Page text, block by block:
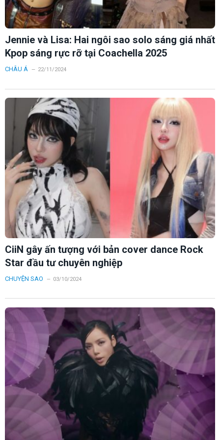
Jennie và Lisa: Hai ngôi sao solo sáng giá nhất
Kpop sáng rực rỡ tại Coachella 2025
CHÂU Á 22/11/2024
CiiN gây ấn tượng với bản cover dance Rock
Star đầu tư chuyên nghiệp
CHUYỆN SAO 03/10/2024